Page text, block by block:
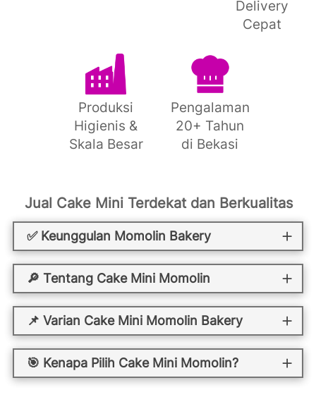
Delivery
Cepat
Produksi
Higienis &
Skala Besar
Pengalaman
20+ Tahun
di Bekasi
Jual Cake Mini Terdekat dan Berkualitas
✅ Keunggulan Momolin Bakery
🔎 Tentang Cake Mini Momolin
📌 Varian Cake Mini Momolin Bakery
🎯 Kenapa Pilih Cake Mini Momolin?